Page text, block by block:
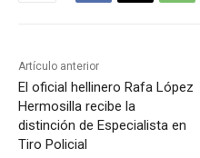
Artículo anterior
El oficial hellinero Rafa López
Hermosilla recibe la
distinción de Especialista en
Tiro Policial